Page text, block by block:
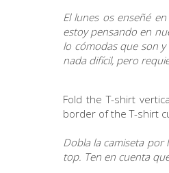
El lunes os enseñé
estoy pensando en
lo cómodas que son
nada difícil, pero
Fold the T-shirt
border of the T-shirt
Dobla la camiseta
top. Ten en cuenta